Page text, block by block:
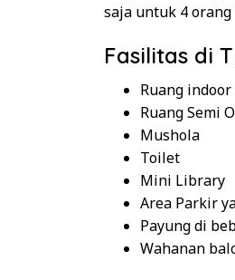
saja untuk 4
Fasilitas di
Ruang indoor
Ruang Semi
Mushola
Toilet
Mini Library
Area Parkir
Payung di
Wahanan